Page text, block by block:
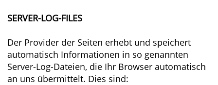
SERVER-LOG-FILES
Der Provider der Seiten erhebt und speichert
automatisch Informationen in so genannten
Server-Log-Dateien, die Ihr Browser automatisch
an uns übermittelt. Dies sind: